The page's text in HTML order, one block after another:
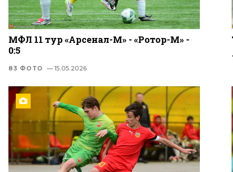
МФЛ 11 тур «Арсенал-М» - «Ротор-М» -
0:5
83 ФОТО — 15.05.2026